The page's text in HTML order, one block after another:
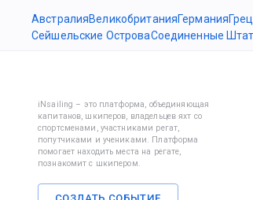
АвстралияВеликобританияГермания
Сейшельские ОстроваСоединенные
iNsailing – это платформа, объединяющая
капитанов, шкиперов, владельцев яхт со
спортсменами, участниками регат,
попутчиками и учениками. Платформа
помогает находить места на регате,
познакомит с шкипером.